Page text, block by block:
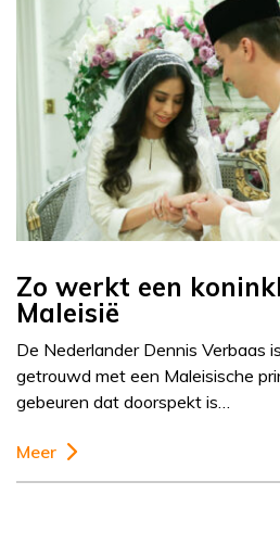
Zo werkt een
Maleisië
De Nederlander Dennis Verbaas
getrouwd met een Maleisische
gebeuren dat doorspekt is…
Meer